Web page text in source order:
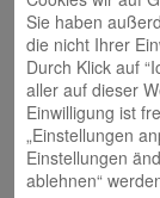
Sie haben
die nicht Ihrer
Durch Klick auf
aller auf dieser
Einwilligung ist
„Einstellungen
Einstellungen
ablehnen“